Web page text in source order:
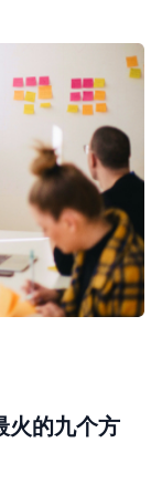
的九个方